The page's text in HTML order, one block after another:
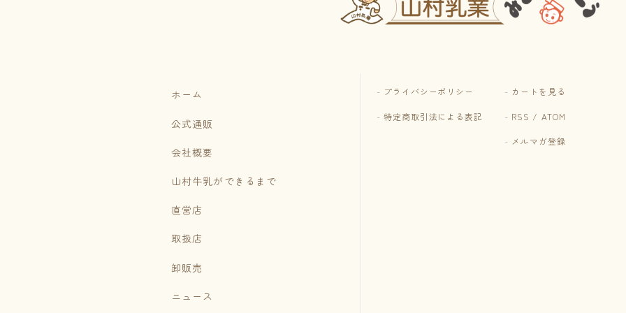
ホーム
公式通販
会社概要
山村牛乳ができるまで
直営店
取扱店
卸販売
ニュース
プライバシーポリシー
特定商取引法による表記
カートを見る
RSS / ATOM
メルマガ登録